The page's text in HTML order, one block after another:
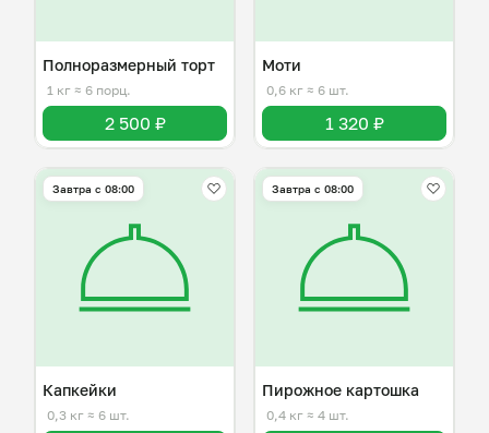
Полноразмерный торт
1 кг ≈ 6 порц.
2 500 ₽
Моти
0,6 кг ≈ 6 шт.
1 320 ₽
Завтра c 08:00
Капкейки
0,3 кг ≈ 6 шт.
Завтра c 08:00
Пирожное картошка
0,4 кг ≈ 4 шт.